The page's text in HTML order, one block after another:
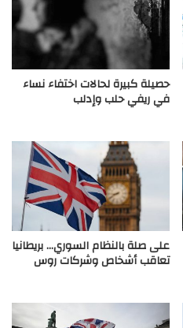
حصيلة كبيرة لحالات اختفاء نساء
في ريفي حلب وإدلب
على صلة بالنظام السوري… بريطانيا
تعاقب أشخاص وشركات روس